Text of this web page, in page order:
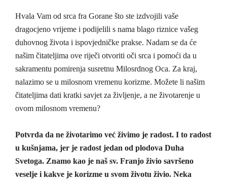
Hvala Vam od srca fra Gorane što ste izdvojili vaše
dragocjeno vrijeme i podijelili s nama blago riznice vašeg
duhovnog života i ispovjedničke prakse. Nadam se da će
našim čitateljima ove riječi otvoriti oči srca i pomoći da u
sakramentu pomirenja susretnu Milosrdnog Oca. Za kraj,
nalazimo se u milosnom vremenu korizme. Možete li našim
čitateljima dati kratki savjet za življenje, a ne životarenje u
ovom milosnom vremenu?
Potvrda da ne životarimo već živimo je radost. I to radost
u kušnjama, jer je radost jedan od plodova Duha
Svetoga. Znamo kao je naš sv. Franjo živio savršeno
veselje i kakve je korizme u svom životu živio. Neka